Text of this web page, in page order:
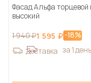
Фасад Альфа торцевой
высокий
1 940 ₽1 595 ₽-18%
Доставка за 1 день